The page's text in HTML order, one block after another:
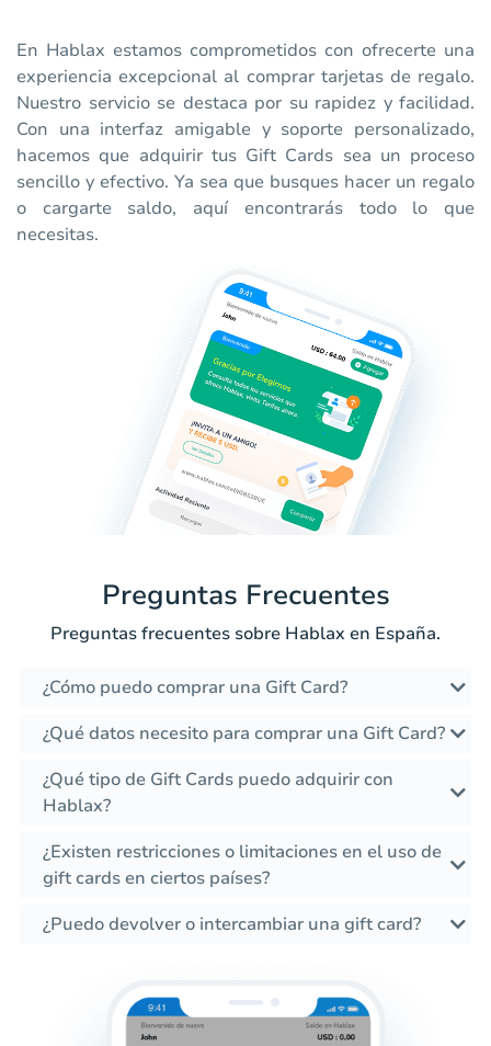
En Hablax estamos comprometidos con ofrecerte una
experiencia excepcional al comprar tarjetas de regalo.
Nuestro servicio se destaca por su rapidez y facilidad.
Con una interfaz amigable y soporte personalizado,
hacemos que adquirir tus Gift Cards sea un proceso
sencillo y efectivo. Ya sea que busques hacer un regalo
o cargarte saldo, aquí encontrarás todo lo que
necesitas.
Preguntas Frecuentes
Preguntas frecuentes sobre Hablax en España.
¿Cómo puedo comprar una Gift Card?
¿Qué datos necesito para comprar una Gift Card?
¿Qué tipo de Gift Cards puedo adquirir con
Hablax?
¿Existen restricciones o limitaciones en el uso de
gift cards en ciertos países?
¿Puedo devolver o intercambiar una gift card?